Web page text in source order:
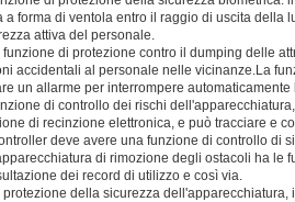
a forma di ventola entro il raggio di uscita della
attiva del personale.
funzione di protezione contro il dumping delle
accidentali al personale nelle vicinanze.La
un allarme per interrompere
di controllo dei rischi
di recinzione elettronica, e può tracciare e
deve avere una funzione di controllo di
di rimozione degli ostacoli ha le
dei record di utilizzo e così via.
protezione della sicurezza